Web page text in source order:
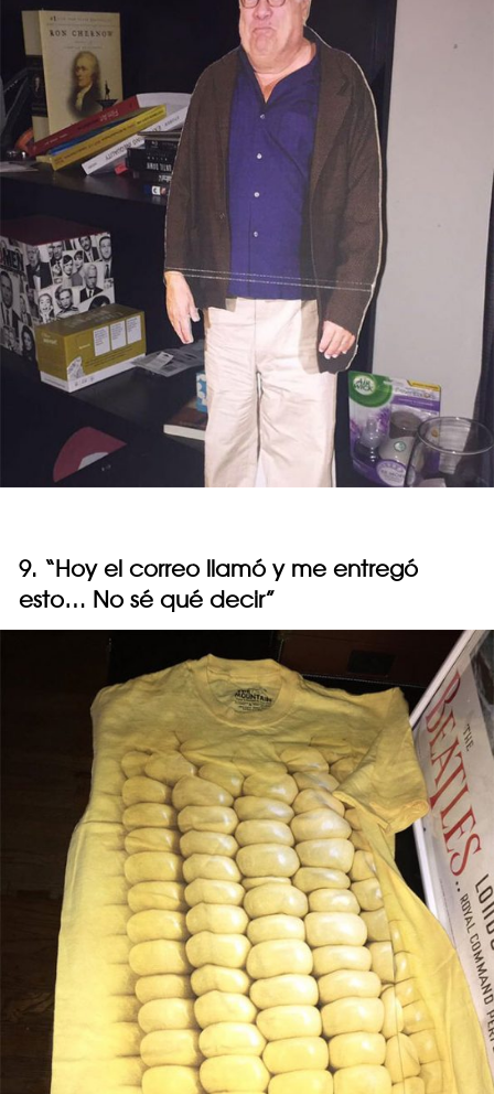
9. “Hoy el correo llamó y me entregó
esto… No sé qué decir”